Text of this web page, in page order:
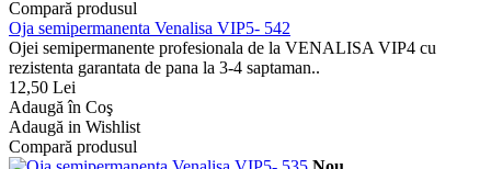
Compară produsul
Oja semipermanenta Venalisa VIP5- 542
Ojei semipermanente profesionala de la VENALISA VIP4 cu
rezistenta garantata de pana la 3-4 saptaman..
12,50 Lei
Adaugă în Coş
Adaugă in Wishlist
Compară produsul